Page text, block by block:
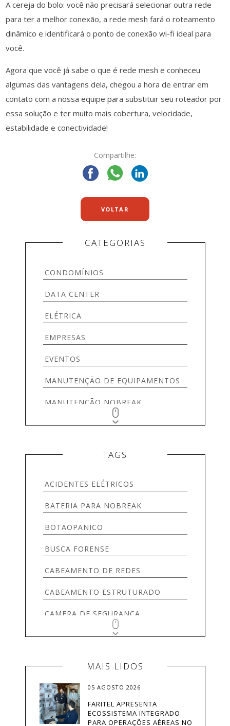
A cereja do bolo: você não precisará selecionar outra rede
para ter a melhor conexão, a rede mesh fará o roteamento
dinâmico e identificará o ponto de conexão wi-fi ideal para
você.
Agora que você já sabe o que é rede mesh e conheceu
algumas das vantagens dela, chegou a hora deentrar em
contato com a nossa equipe para substituir seu roteador por
essa solução e ter muito mais cobertura, velocidade,
estabilidade e conectividade!
Compartilhe:
VOLTAR
CATEGORIAS
CONDOMÍNIOS
DATA CENTER
ELÉTRICA
EMPRESAS
EVENTOS
MANUTENÇÃO DE EQUIPAMENTOS
MANUTENÇÃO NOBREAK
OUTRAS REDES
SERVIDORES
TECNOLOGIA
TELEFONIA
VIDEOMONITORAMENTO
TAGS
ACIDENTES ELÉTRICOS
BATERIA PARA NOBREAK
BOTAOPANICO
BUSCA FORENSE
CABEAMENTO DE REDES
CABEAMENTO ESTRUTURADO
CAMERA DE SEGURANÇA
CÂMERA PARA EMPRESAS
CAMERASDESEGURANÇA
CASA INTELIGENTE
MAIS LIDOS
05 AGOSTO 2026
FARITEL APRESENTA
ECOSSISTEMA INTEGRADO
PARA OPERAÇÕES AÉREAS NO